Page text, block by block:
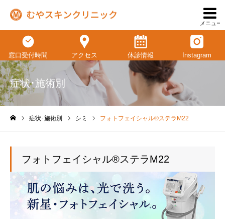
メニュー
窓口受付時間 アクセス 休診情報 Instagram
症状･施術別
症状･施術別 シミ フォトフェイシャル®ステラM22
フォトフェイシャル®ステラM22